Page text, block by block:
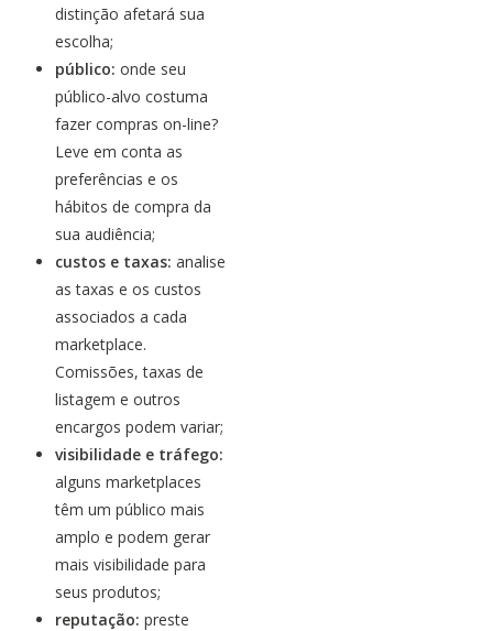
distinção afetará sua
escolha;
público: onde seu
público-alvo costuma
fazer compras on-line?
Leve em conta as
preferências e os
hábitos de compra da
sua audiência;
custos e taxas: analise
as taxas e os custos
associados a cada
marketplace.
Comissões, taxas de
listagem e outros
encargos podem variar;
visibilidade e tráfego:
alguns marketplaces
têm um público mais
amplo e podem gerar
mais visibilidade para
seus produtos;
reputação: preste